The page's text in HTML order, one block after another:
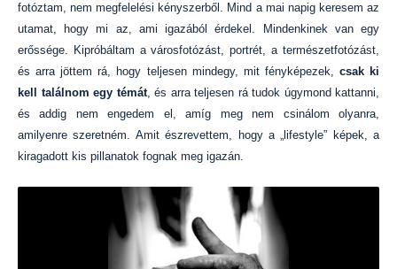
fotóztam, nem megfelelési kényszerből. Mind a mai napig keresem az
utamat, hogy mi az, ami igazából érdekel. Mindenkinek van egy
erőssége. Kipróbáltam a városfotózást, portrét, a természetfotózást,
és arra jöttem rá, hogy teljesen mindegy, mit fényképezek, csak ki
kell találnom egy témát, és arra teljesen rá tudok úgymond kattanni,
és addig nem engedem el, amíg meg nem csinálom olyanra,
amilyenre szeretném. Amit észrevettem, hogy a „lifestyle” képek, a
kiragadott kis pillanatok fognak meg igazán.